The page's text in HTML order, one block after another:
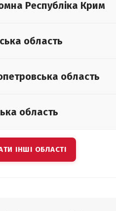
Республіка Крим
область
область
область
ІНШІ ОБЛАСТІ